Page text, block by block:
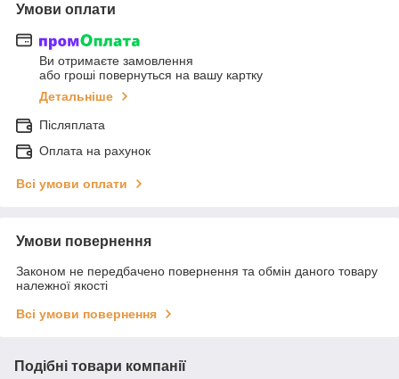
Умови оплати
Ви отримаєте замовлення
або гроші повернуться на вашу картку
Детальніше
Післяплата
Оплата на рахунок
Всі умови оплати
Умови повернення
Законом не передбачено повернення та обмін даного товару
належної якості
Всі умови повернення
Подібні товари компанії